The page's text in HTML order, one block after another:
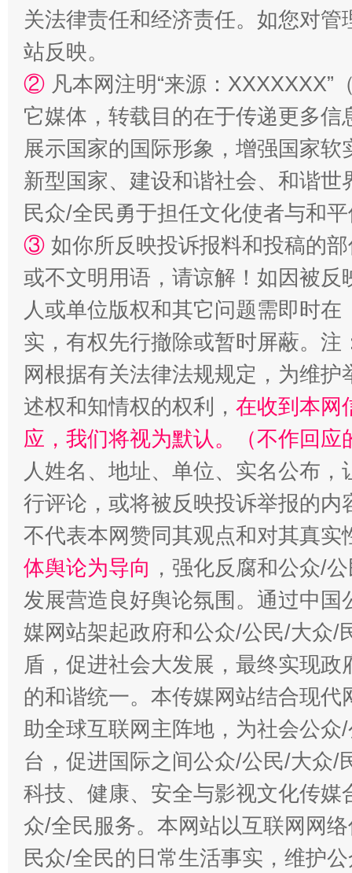
站台名比不上好声名
漫山遍野的桃花与雪山、麦地、白藏房 除
招工难、用工荒背后
关法律责任和经济责任。如您对
站反映。
② 凡本网注明“来源：
它媒体，转载目的在于传递更多
展示国家的国际形象，增强国家
新型国家、建设和谐社会、和谐
民众/全民勇于担任文化使者与和
③ 如你所反映投诉报料和投稿的
或不文明用语，请谅解！如因被
人或单位版权和其它问题需即时在
实，有权先行撤除或暂时屏蔽。
网根据有关法律法规规定，为维
述权和知情权的权利， 在收到本网
应，我们将视为默认。（不作回应
人姓名、地址、单位、实名公布
行评论，或将被反映投诉举报的
不代表本网赞同其观点和对其真实
体舆论为导向 ，强化反腐和公众/
发展营造良好舆论氛围。通过中
媒网站架起政府和公众/公民/大众/
盾，促进社会大发展，最终实现
的和谐统一。本传媒网站结合现
助全球互联网主阵地，为社会公
台，促进国际之间公众/公民/大众/
科技、健康、安全与影视文化传
众/全民服务。本网站以互联网网
民众/全民的日常生活事实，维护